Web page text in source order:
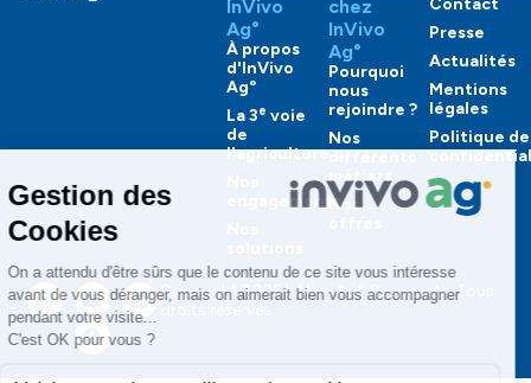
InVivo
Ag°
À propos
d'InVivo
Ag°
La 3e voie
de
l'agriculture
engagements
chez
InVivo
Ag°
Pourquoi
nous
rejoindre ?
Nos
métiers
Nos
Contact
Presse
Actualités
Mentions
légales
Politique de
Copyright 2025 InVivo Ag° Corporate. Tous